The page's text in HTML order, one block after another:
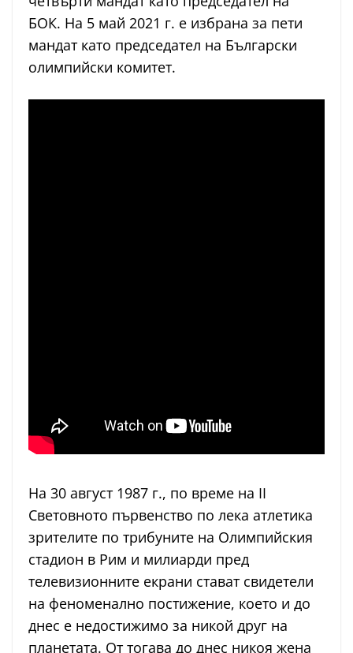
БОК. На 5 май 2021 г. е избрана за пети
мандат като председател на Български
олимпийски комитет.
На 30 август 1987 г., по време на II
Световното първенство по лека атлетика
зрителите по трибуните на Олимпийския
стадион в Рим и милиарди пред
телевизионните екрани стават свидетели
на феноменално постижение, което и до
днес е недостижимо за никой друг на
планетата. От тогава до днес никоя жена